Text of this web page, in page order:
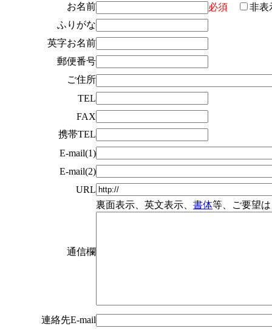
お名前
必須
非表
ふりがな
英字お名前
郵便番号
ご住所
TEL
FAX
携帯TEL
E-mail(1)
E-mail(2)
URL
通信欄
裏面表示、英文表示、 書体等、ご要望
連絡先E-mail